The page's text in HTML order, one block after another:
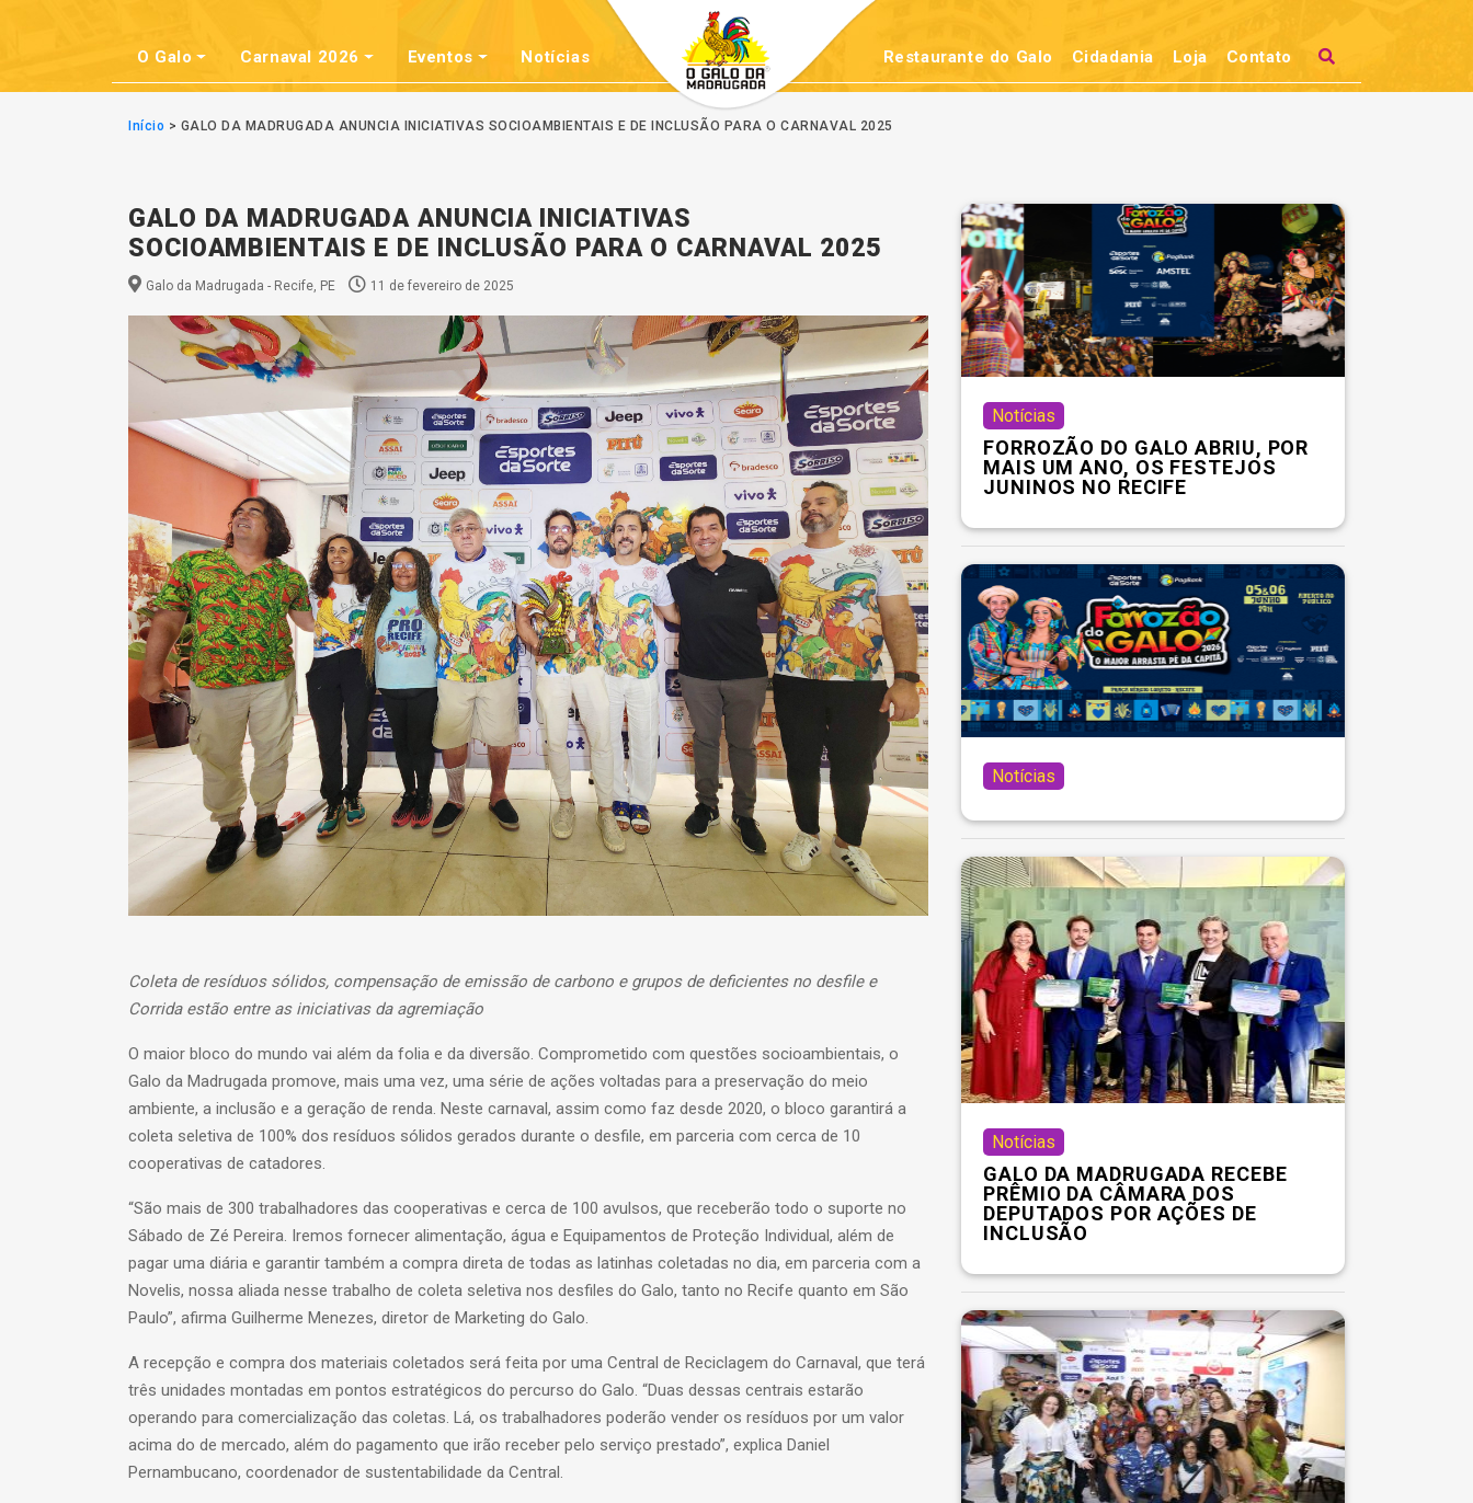
O Galo Carnaval 2026 Eventos Notícias Restaurante do Galo Cidadania Loja Contato
Início > GALO DA MADRUGADA ANUNCIA INICIATIVAS SOCIOAMBIENTAIS E DE INCLUSÃO PARA O CARNAVAL 2025
GALO DA MADRUGADA ANUNCIA INICIATIVAS
SOCIOAMBIENTAIS E DE INCLUSÃO PARA O CARNAVAL 2025
Galo da Madrugada - Recife, PE 11 de fevereiro de 2025
Coleta de resíduos sólidos, compensação de emissão de carbono e grupos de deficientes no desfile e
Corrida estão entre as iniciativas da agremiação
O maior bloco do mundo vai além da folia e da diversão. Comprometido com questões socioambientais, o
Galo da Madrugada promove, mais uma vez, uma série de ações voltadas para a preservação do meio
ambiente, a inclusão e a geração de renda. Neste carnaval, assim como faz desde 2020, o bloco garantirá a
coleta seletiva de 100% dos resíduos sólidos gerados durante o desfile, em parceria com cerca de 10
cooperativas de catadores.
“São mais de 300 trabalhadores das cooperativas e cerca de 100 avulsos, que receberão todo o suporte no
Sábado de Zé Pereira. Iremos fornecer alimentação, água e Equipamentos de Proteção Individual, além de
pagar uma diária e garantir também a compra direta de todas as latinhas coletadas no dia, em parceria com a
Novelis, nossa aliada nesse trabalho de coleta seletiva nos desfiles do Galo, tanto no Recife quanto em São
Paulo”, afirma Guilherme Menezes, diretor de Marketing do Galo.
A recepção e compra dos materiais coletados será feita por uma Central de Reciclagem do Carnaval, que terá
três unidades montadas em pontos estratégicos do percurso do Galo. “Duas dessas centrais estarão
operando para comercialização das coletas. Lá, os trabalhadores poderão vender os resíduos por um valor
acima do de mercado, além do pagamento que irão receber pelo serviço prestado”, explica Daniel
Pernambucano, coordenador de sustentabilidade da Central.
Notícias
FORROZÃO DO GALO ABRIU, POR
MAIS UM ANO, OS FESTEJOS
JUNINOS NO RECIFE
Notícias
Notícias
GALO DA MADRUGADA RECEBE
PRÊMIO DA CÂMARA DOS
DEPUTADOS POR AÇÕES DE
INCLUSÃO